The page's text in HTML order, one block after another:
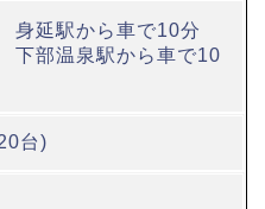
延駅から車で10分
部温泉駅から車で10
台)